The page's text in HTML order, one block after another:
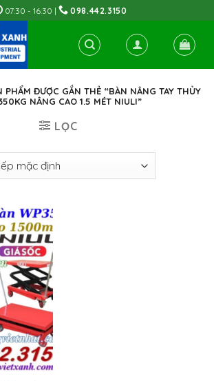
07:30 - 16:30 | 098.442.3150
PHẨM ĐƯỢC GẮN THẺ “BÀN NÂNG TAY THỦY
NÂNG CAO 1.5 MÉT NIULI”
LỌC